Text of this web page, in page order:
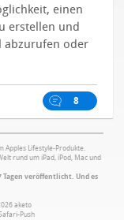
einen
erstellen und
abzurufen oder
8
Apples Lifestyle-Produkte.
rund um iPad, iPod, Mac und
veröffentlicht. Und es
aketo
Push